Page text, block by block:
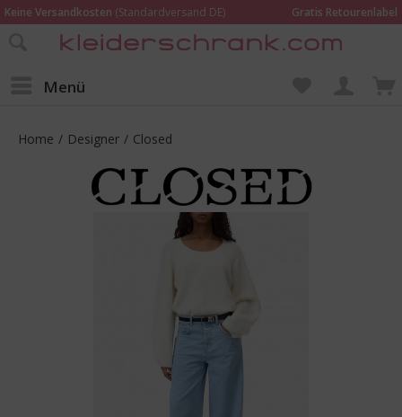
Keine Versandkosten (Standardversand DE)
Gratis Retourenlabel
Online bestellen – im Geschäft in Kempen anprobieren und beraten lassen
Menü
Home / Designer / Closed